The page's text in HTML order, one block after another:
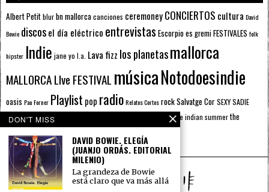
Albert Petitblurbn mallorcacanciones ceremoneyCONCIERTOS cultura David
Bowie discosel día eléctrico entrevistas Escorpioes gremiFESTIVALES folk
hipster Indie jane yo l.a. Lava fizz los planetasmallorca
MALLORCA LIve FESTIVAL músicaNotodoesindie
oasis Pau Forner Playlist pop radioRelatos CortosrockSalvatge CorSEXY SADIE
sputniksputnik radio the curethe indian summerthe
the wheelsu2
DON'T MISS
DAVID BOWIE. ELEGÍA
(JUANJO ORDÁS. EDITORIAL
MILENIO)
La grandeza de Bowie
está claro que va más allá